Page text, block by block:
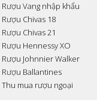
Rượu Vang nhập khẩu
Rượu Chivas 18
Rượu Chivas 21
Rượu Hennessy XO
Rượu Johnnier Walker
Rượu Ballantines
Thu mua rượu ngoại